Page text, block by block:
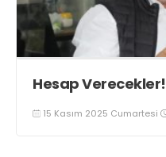
Hesap Verecekler!
15 Kasım 2025 Cumartesi